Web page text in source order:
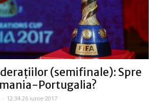
(semifinale): Spre
Portugalia?
- 12:34 26 iunie 2017